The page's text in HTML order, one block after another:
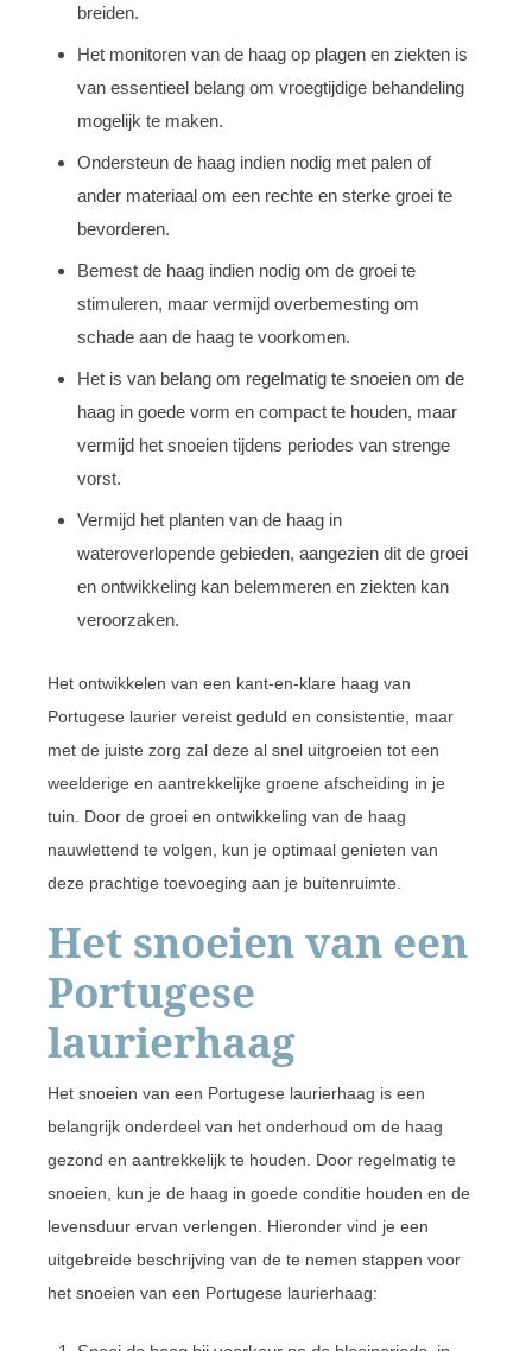
breiden.
Het monitoren van de haag op plagen en ziekten is
van essentieel belang om vroegtijdige behandeling
mogelijk te maken.
Ondersteun de haag indien nodig met palen of
ander materiaal om een rechte en sterke groei te
bevorderen.
Bemest de haag indien nodig om de groei te
stimuleren, maar vermijd overbemesting om
schade aan de haag te voorkomen.
Het is van belang om regelmatig te snoeien om de
haag in goede vorm en compact te houden, maar
vermijd het snoeien tijdens periodes van strenge
vorst.
Vermijd het planten van de haag in
wateroverlopende gebieden, aangezien dit de groei
en ontwikkeling kan belemmeren en ziekten kan
veroorzaken.
Het ontwikkelen van een kant-en-klare haag van
Portugese laurier vereist geduld en consistentie, maar
met de juiste zorg zal deze al snel uitgroeien tot een
weelderige en aantrekkelijke groene afscheiding in je
tuin. Door de groei en ontwikkeling van de haag
nauwlettend te volgen, kun je optimaal genieten van
deze prachtige toevoeging aan je buitenruimte.
Het snoeien van een
Portugese
laurierhaag
Het snoeien van een Portugese laurierhaag is een
belangrijk onderdeel van het onderhoud om de haag
gezond en aantrekkelijk te houden. Door regelmatig te
snoeien, kun je de haag in goede conditie houden en de
levensduur ervan verlengen. Hieronder vind je een
uitgebreide beschrijving van de te nemen stappen voor
het snoeien van een Portugese laurierhaag: